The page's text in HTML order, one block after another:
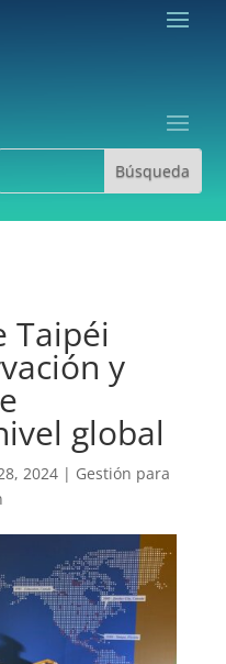
Taipéi
y
global
2024| Gestión para